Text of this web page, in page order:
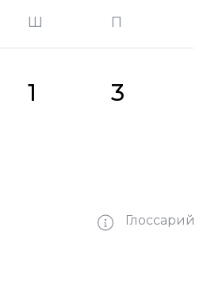
Ш П
1 3
Глоссарий